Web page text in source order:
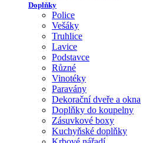
Doplňky
Police
Vešáky
Truhlice
Lavice
Podstavce
Různé
Vinotéky
Paravány
Dekorační dveře a okna
Doplňky do koupelny
Zásuvkové boxy
Kuchyňské doplňky